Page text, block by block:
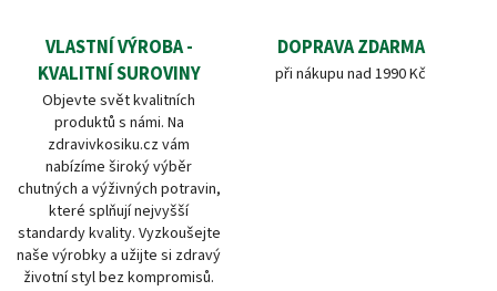
VLASTNÍ VÝROBA -
KVALITNÍ SUROVINY
Objevte svět kvalitních
produktů s námi. Na
zdravivkosiku.cz vám
nabízíme široký výběr
chutných a výživných potravin,
které splňují nejvyšší
standardy kvality. Vyzkoušejte
naše výrobky a užijte si zdravý
životní styl bez kompromisů.
DOPRAVA ZDARMA
při nákupu nad 1990 Kč